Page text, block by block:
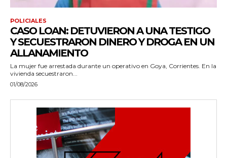
POLICIALES
CASO LOAN: DETUVIERON A UNA TESTIGO
Y SECUESTRARON DINERO Y DROGA EN UN
ALLANAMIENTO
La mujer fue arrestada durante un operativo en Goya, Corrientes. En la
vivienda secuestraron...
01/08/2026